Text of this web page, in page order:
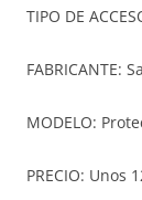
TIPO DE
FABRICANTE:
MODELO:
PRECIO: Unos